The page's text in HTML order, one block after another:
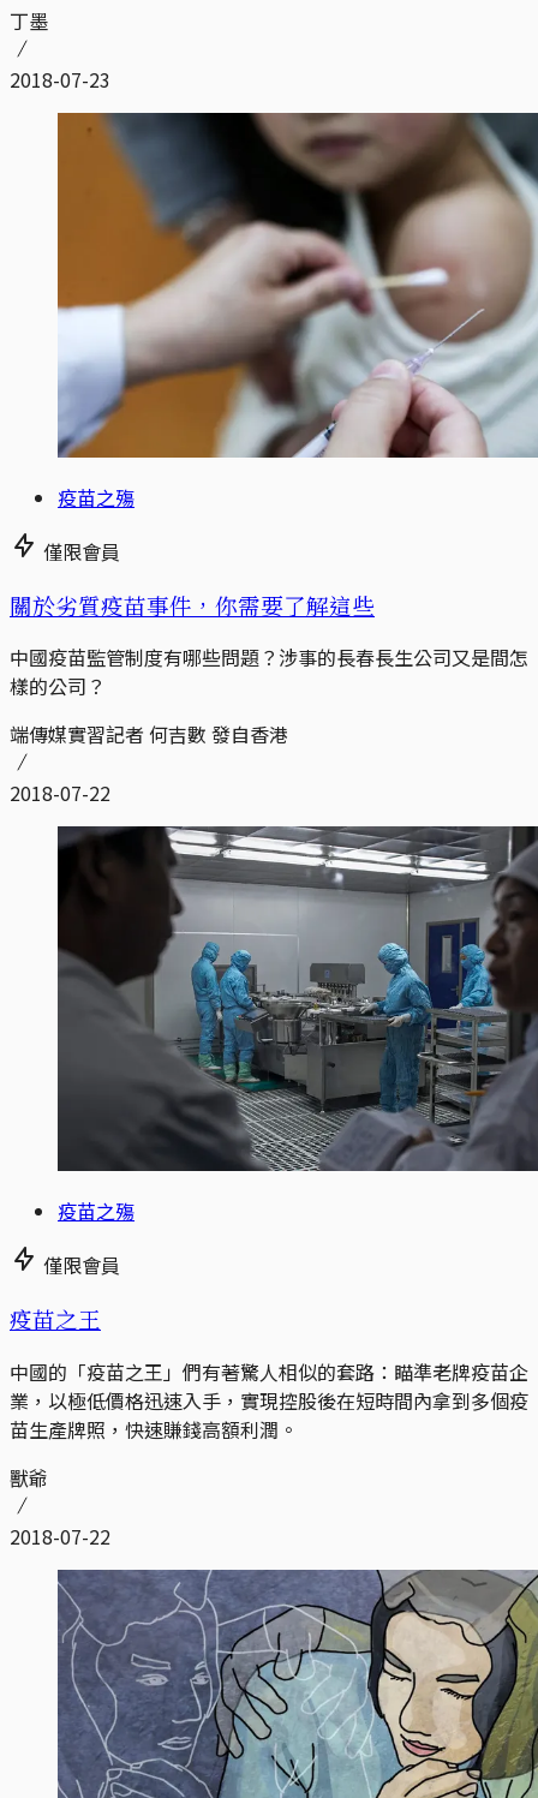
丁墨
2018-07-23
疫苗之殤
僅限會員
關於劣質疫苗事件，你需要了解這些
中國疫苗監管制度有哪些問題？涉事的長春長生公司又是間怎
樣的公司？
端傳媒實習記者 何吉數 發自香港
2018-07-22
疫苗之殤
僅限會員
疫苗之王
中國的「疫苗之王」們有著驚人相似的套路：瞄準老牌疫苗企
業，以極低價格迅速入手，實現控股後在短時間內拿到多個疫
苗生產牌照，快速賺錢高額利潤。
獸爺
2018-07-22